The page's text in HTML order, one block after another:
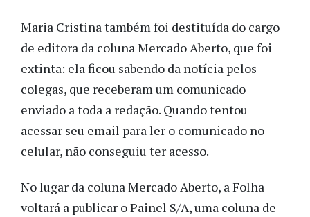
Maria Cristina também foi destituída do cargo
de editora da coluna Mercado Aberto, que foi
extinta: ela ficou sabendo da notícia pelos
colegas, que receberam um comunicado
enviado a toda a redação. Quando tentou
acessar seu email para ler o comunicado no
celular, não conseguiu ter acesso.
No lugar da coluna Mercado Aberto, a Folha
voltará a publicar o Painel S/A, uma coluna de